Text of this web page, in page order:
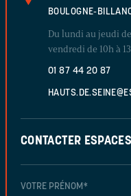
BOULOGNE-
Du lundi au jeudi de
vendredi de 10h à
01 87 44 20 87
CONTACTER
VOTRE PRÉNOM*